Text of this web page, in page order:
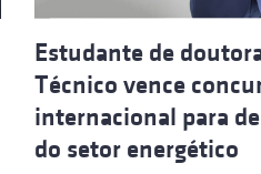
Estudante de
Técnico vence
internacional para
do setor energético